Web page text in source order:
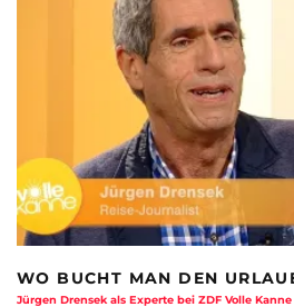
WO BUCHT MAN DEN
Jürgen Drensek als Experte bei ZDF Volle Kanne